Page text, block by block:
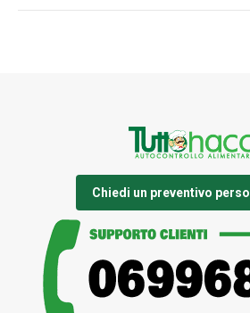
Chiedi un preventivo